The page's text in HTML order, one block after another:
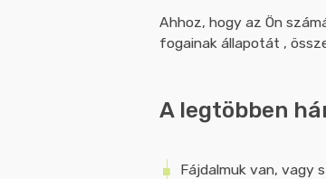
Ahhoz, hogy az Ön
fogainak állapotát ,
A legtöbben
Fájdalmuk van, vagy